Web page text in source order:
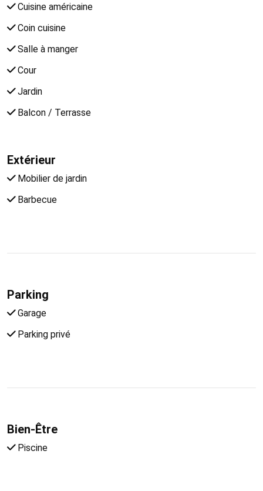
Cuisine américaine
Coin cuisine
Salle à manger
Cour
Jardin
Balcon / Terrasse
Extérieur
Mobilier de jardin
Barbecue
Parking
Garage
Parking privé
Bien-Être
Piscine